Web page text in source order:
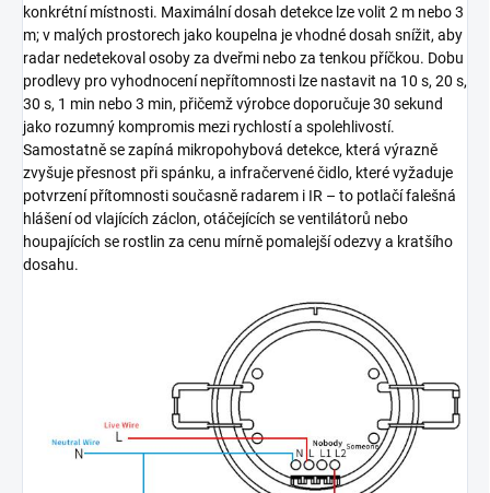
konkrétní místnosti. Maximální dosah detekce lze volit 2 m nebo 3
m; v malých prostorech jako koupelna je vhodné dosah snížit, aby
radar nedetekoval osoby za dveřmi nebo za tenkou příčkou. Dobu
prodlevy pro vyhodnocení nepřítomnosti lze nastavit na 10 s, 20 s,
30 s, 1 min nebo 3 min, přičemž výrobce doporučuje 30 sekund
jako rozumný kompromis mezi rychlostí a spolehlivostí.
Samostatně se zapíná mikropohybová detekce, která výrazně
zvyšuje přesnost při spánku, a infračervené čidlo, které vyžaduje
potvrzení přítomnosti současně radarem i IR – to potlačí falešná
hlášení od vlajících záclon, otáčejících se ventilátorů nebo
houpajících se rostlin za cenu mírně pomalejší odezvy a kratšího
dosahu.